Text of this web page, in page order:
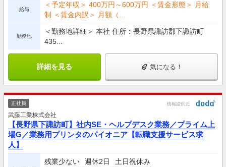
給与
＜予定年収＞ 400万円～600万円 ＜賃金形態＞ 月給
制 ＜賃金内訳＞ 月額（...
勤務地
＜勤務地詳細＞ 本社 住所：長野県諏訪郡下諏訪町
435...
詳細を見る 気になる！
正社員 情報提供元
武藤工業株式会社
【長野県下諏訪町】社内SE・ヘルプデスク業務／プライム上
場G／業務用プリンタのパイオニア【転職支援サービス求
人】
残業少ない 週休2日
土日祝休み